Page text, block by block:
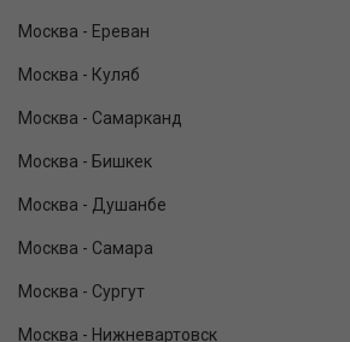
Москва - Ереван
Москва - Куляб
Москва - Самарканд
Москва - Бишкек
Москва - Душанбе
Москва - Самара
Москва - Сургут
Москва - Нижневартовск